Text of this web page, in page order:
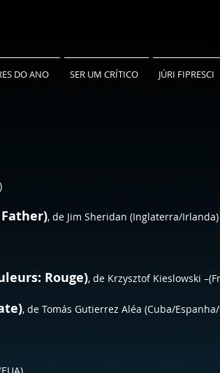
DO ANO SER UM CRÍTICO JÚRI FIPRESCI
, de Jim Sheridan (Inglaterra/Irlanda)
Rouge), de Krzysztof Kieslowski
, de Tomás Gutierrez Aléa (Cuba/